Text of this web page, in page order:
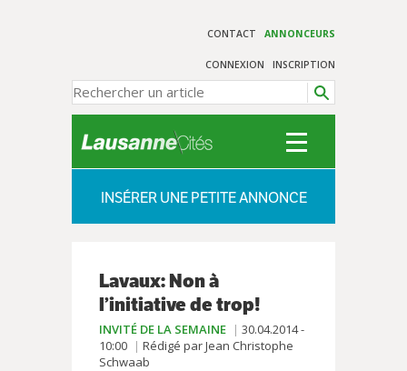
CONTACT ANNONCEURS
CONNEXION INSCRIPTION
INSÉRER UNE PETITE ANNONCE
Lavaux: Non à
l’initiative de trop!
INVITÉ DE LA SEMAINE
30.04.2014 -
10:00
Rédigé par Jean Christophe
Schwaab